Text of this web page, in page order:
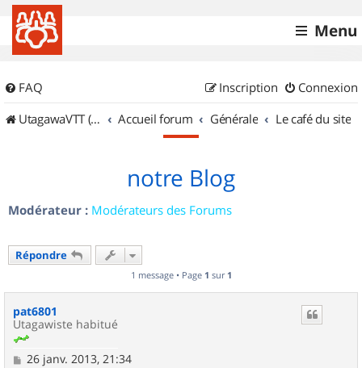
Menu
FAQ Connexion
Inscription
UtagawaVTT (Randos VTT et VTTAE avec traces GPS)
Accueil forum Générale Le café du site
notre Blog
Modérateur : Modérateurs des Forums
Répondre
1 message • Page 1 sur 1
pat6801
Utagawiste habitué
M
26 janv. 2013, 21:34